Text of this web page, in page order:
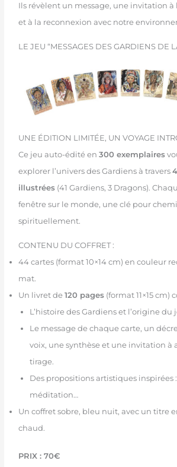
Ils révèlent un message, une invitation
et à la reconnexion avec notre
LE JEU “MESSAGES DES GARDIENS DE
UNE ÉDITION LIMITÉE, UN VOYAGE
Ce jeu auto-édité en 300 exemplaires
explorer l’univers des Gardiens à travers
illustrées(41 Gardiens, 3 Dragons).
fenêtre sur le monde, une clé pour
spirituellement.
CONTENU DU COFFRET :
44 cartes (format 10×14 cm) en couleur
mat.
Un livret de 120 pages(format 11×15 cm)
L’histoire des Gardiens et l’origine du
Le message de chaque carte, un
voix, une synthèse et une invitation à
tirage.
Des propositions artistiques inspirées
méditation…
Un coffret sobre, bleu nuit, avec un titre
chaud.
PRIX : 70€